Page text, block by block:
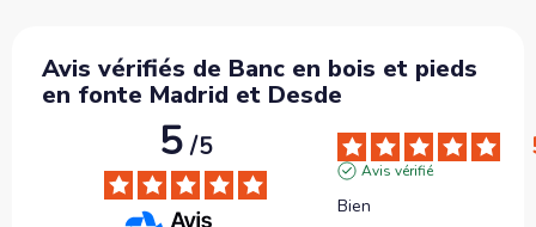
Avis vérifiés de Banc en bois et pieds
en fonte Madrid et Desde
5/5
Avis vérifié
Bien